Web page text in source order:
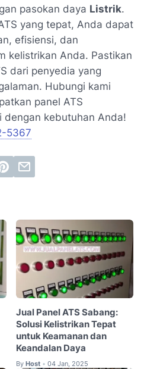
pasokan daya Listrik.
yang tepat, Anda dapat
efisiensi, dan
kelistrikan Anda. Pastikan
dari penyedia yang
Hubungi kami
panel ATS
dengan kebutuhan Anda!
5367
Jual Panel ATS Sabang:
Solusi Kelistrikan Tepat
untuk Keamanan dan
Keandalan Daya
By Host • 04 Jan, 2025